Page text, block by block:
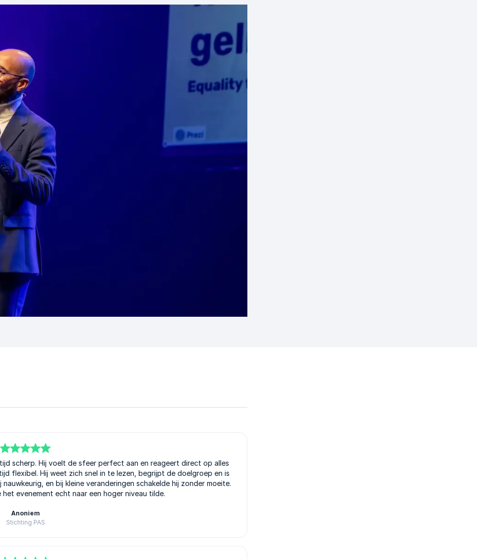
scherp. Hij voelt de sfeer perfect aan en reageert direct op alles
flexibel. Hij weet zich snel in te lezen, begrijpt de doelgroep en is
en bij kleine veranderingen schakelde hij zonder moeite.
evenement echt naar een hoger niveau tilde.
Anoniem
Stichting PAS